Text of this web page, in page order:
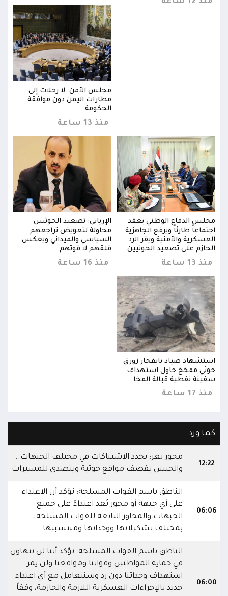
منذ 12 ساعة
مجلس الأمن: لا رحلات إلى
مطارات اليمن دون موافقة
الحكومة
منذ 13 ساعة
مجلس الدفاع الوطني يعقد
اجتماعاً طارئاً ويرفع الجاهزية
العسكرية والأمنية ويقر الرد
الحازم على تصعيد الحوثيين
منذ 13 ساعة
الإرياني: تصعيد الحوثيين
محاولة لتعويض تراجعهم
السياسي والميداني ويعكس
قلقهم لا قوتهم
منذ 16 ساعة
استشهاد صياد بانفجار زورق
حوثي مفخخ حاول استهداف
سفينة نفطية قبالة المخا
منذ 17 ساعة
كما ورد
12:22
محور تعز: تجدد الاشتباكات في مختلف الجبهات..
والجيش يقصف مواقع حوثية ويتصدى للمسيرات
06:06
الناطق باسم القوات المسلحة: نؤكد أن الاعتداء
على أي جبهة أو محور يُعد اعتداءً على جميع
الجبهات والمحاور التابعة للقوات المسلحة،
بمختلف تشكيلاتها ووحداتها ومنتسبيها
06:00
الناطق باسم القوات المسلحة: نؤكد أننا لن نتهاون
في حماية المواطنين وقواتنا ومواقعنا ولن يمر
استهداف وحداتنا دون رد وسنتعامل مع أي اعتداء
جديد بالإجراءات العسكرية اللازمة والحازمة، وفقاً